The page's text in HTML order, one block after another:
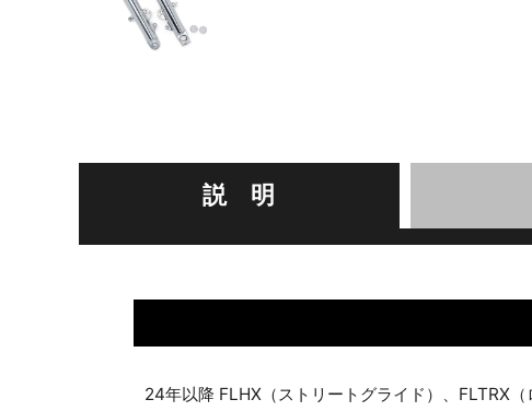
説 明
24年以降 FLHX（ストリートグライド）、FLTRX（